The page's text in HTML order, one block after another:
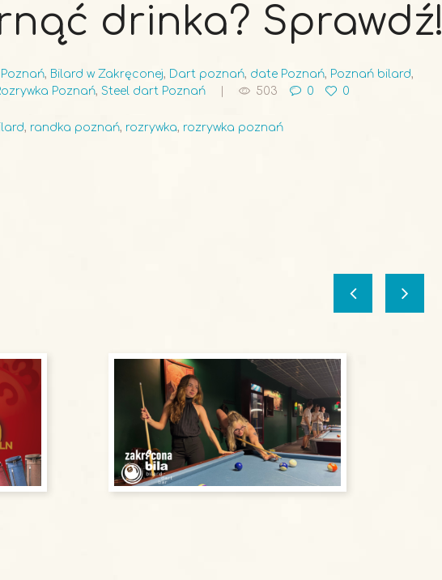
drinka? Sprawdź!
, Bilard w Zakręconej, Dart poznań, date Poznań, Poznań bilard,
Poznań, Steel dart Poznań 503 0 0
, randka poznań, rozrywka, rozrywka poznań